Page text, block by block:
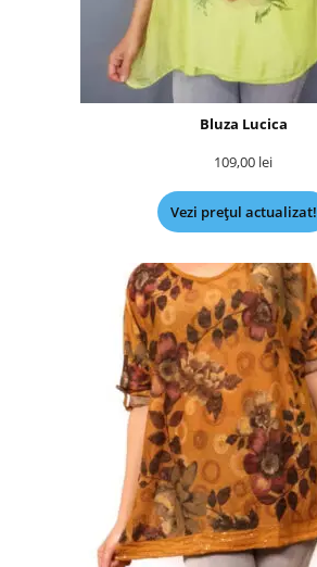
Bluza Lucica
109,00 lei
Vezi prețul actualizat!